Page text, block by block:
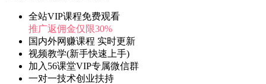
全站VIP课程免费观看
推广返佣金仅限30%
国内外网赚课程 实时更新
视频教学(新手快速上手)
加入56课堂VIP专属微信群
一对一技术创业扶持